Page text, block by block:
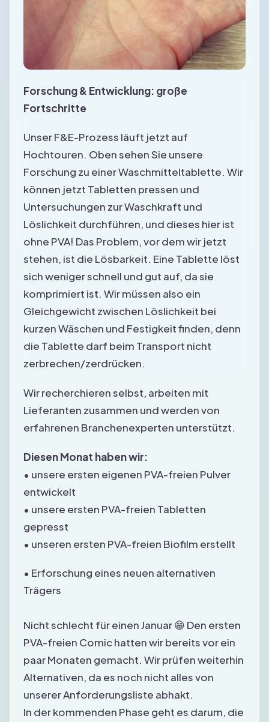
Forschung & Entwicklung: große
Fortschritte
Unser F&E-Prozess läuft jetzt auf
Hochtouren. Oben sehen Sie unsere
Forschung zu einer Waschmitteltablette. Wir
können jetzt Tabletten pressen und
Untersuchungen zur Waschkraft und
Löslichkeit durchführen, und dieses hier ist
ohne PVA! Das Problem, vor dem wir jetzt
stehen, ist die Lösbarkeit. Eine Tablette löst
sich weniger schnell und gut auf, da sie
komprimiert ist. Wir müssen also ein
Gleichgewicht zwischen Löslichkeit bei
kurzen Wäschen und Festigkeit finden, denn
die Tablette darf beim Transport nicht
zerbrechen/zerdrücken.
Wir recherchieren selbst, arbeiten mit
Lieferanten zusammen und werden von
erfahrenen Branchenexperten unterstützt.
Diesen Monat haben wir:
• unsere ersten eigenen PVA-freien Pulver
entwickelt
• unsere ersten PVA-freien Tabletten
gepresst
• unseren ersten PVA-freien Biofilm erstellt
• Erforschung eines neuen alternativen
Trägers
Nicht schlecht für einen Januar 😁 Den ersten
PVA-freien Comic hatten wir bereits vor ein
paar Monaten gemacht. Wir prüfen weiterhin
Alternativen, da es noch nicht alles von
unserer Anforderungsliste abhakt.
In der kommenden Phase geht es darum, die